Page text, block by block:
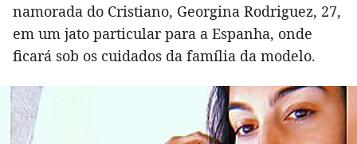
namorada do Cristiano, Georgina Rodriguez, 27,
em um jato particular para a Espanha, onde
ficará sob os cuidados da família da modelo.